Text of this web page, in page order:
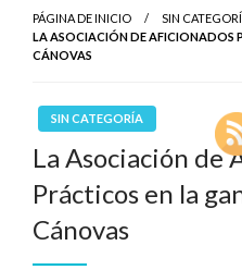
PÁGINA DE INICIO
SIN
LA ASOCIACIÓN DE AFICIONADOS
CÁNOVAS
SIN CATEGORÍA
La Asociación de
Prácticos en la
Cánovas